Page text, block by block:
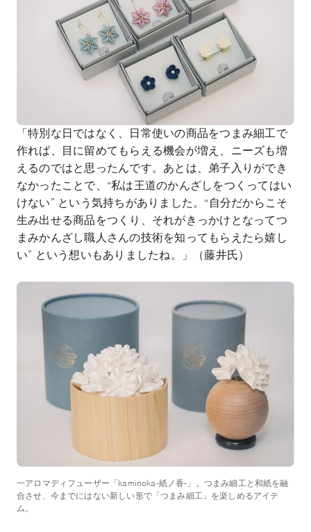
「特別な日ではなく、日常使いの商品をつまみ細工で
作れば、目に留めてもらえる機会が増え、ニーズも増
えるのではと思ったんです。あとは、弟子入りができ
なかったことで、“私は王道のかんざしをつくってはい
けない” という気持ちがありました。“自分だからこそ
生み出せる商品をつくり、それがきっかけとなってつ
まみかんざし職人さんの技術を知ってもらえたら嬉し
い” という想いもありましたね。」（藤井氏）
一アロマディフューザー「kaminoka-紙ノ香-」。つまみ細工と和紙を融
合させ、今までにはない新しい形で「つまみ細工」を楽しめるアイテ
ム。